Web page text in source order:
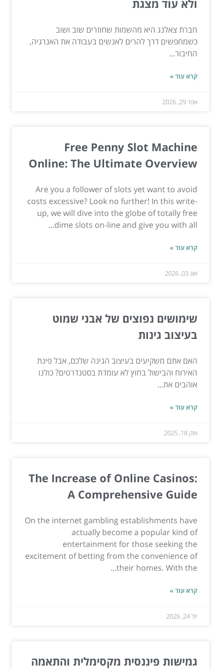
ולא עוד מצגת
חברת צאלנג היא מהשמות שחוזרים שוב ושוב
כשמחפשים דרך להרים לאנשים בעבודה את האנרגיה,
החיבור...
קרא עוד »
אפר 29, 2026
Free Penny Slot Machine
Online: The Ultimate Overview
Are you a follower of slots yet want to avoid
costs excessive? Look no further! In this write-
up, we will dive into the globe of totally free
dime slots on-line and give you with all...
קרא עוד »
אוג 03, 2026
שימושים נפוצים של אבני שמוט
בעיצוב גינות
האם אתם משקיעים בעיצוב הגינה שלכם, אבל פינת
האירוח והבישול בחוץ לא עומדת בסטנדרטים? כולנו
אוהבים את...
קרא עוד »
אוק 18, 2025
The Increase of Online Casinos:
A Comprehensive Guide
On the internet gambling establishments have
actually become a popular kind of
entertainment for those seeking the
excitement of betting from the convenience of
their homes. With the...
קרא עוד »
יול 24, 2026
גמישות פיננסית מקסימלית והתאמה